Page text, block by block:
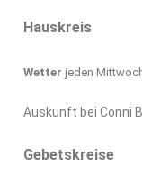
Hauskreis
Wetter jeden
Auskunft bei Conni
Gebetskreise